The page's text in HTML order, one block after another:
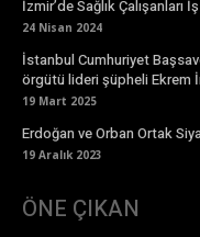
İzmir’de Sağlık Çalışanları İş
24 Nisan 2024
İstanbul Cumhuriyet
örgütü lideri şüpheli Ekrem
19 Mart 2025
Erdoğan ve Orban Ortak
19 Aralık 2023
ÖNE ÇIKAN